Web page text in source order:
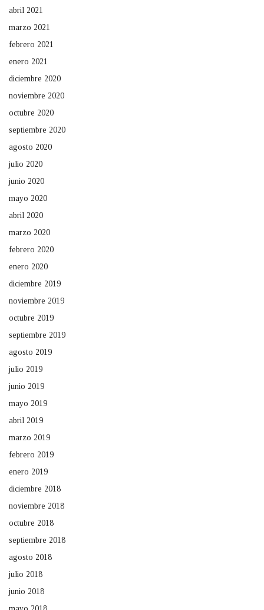
abril 2021
marzo 2021
febrero 2021
enero 2021
diciembre 2020
noviembre 2020
octubre 2020
septiembre 2020
agosto 2020
julio 2020
junio 2020
mayo 2020
abril 2020
marzo 2020
febrero 2020
enero 2020
diciembre 2019
noviembre 2019
octubre 2019
septiembre 2019
agosto 2019
julio 2019
junio 2019
mayo 2019
abril 2019
marzo 2019
febrero 2019
enero 2019
diciembre 2018
noviembre 2018
octubre 2018
septiembre 2018
agosto 2018
julio 2018
junio 2018